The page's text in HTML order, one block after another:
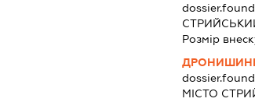
Розмір
МІСТО